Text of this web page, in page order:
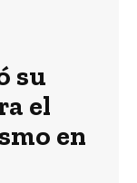
su
el
en